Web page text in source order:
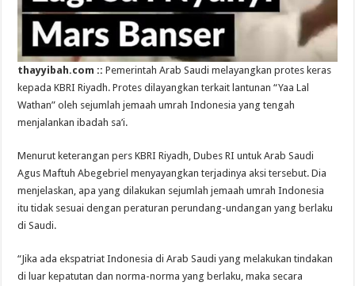
thayyibah.com ::Pemerintah Arab Saudi melayangkan protes keras
kepada KBRI Riyadh. Protes dilayangkan terkait lantunan “Yaa Lal
Wathan” oleh sejumlah jemaah umrah Indonesia yang tengah
menjalankan ibadah sa’i.
Menurut keterangan pers KBRI Riyadh, Dubes RI untuk Arab Saudi
Agus Maftuh Abegebriel menyayangkan terjadinya aksi tersebut. Dia
menjelaskan, apa yang dilakukan sejumlah jemaah umrah Indonesia
itu tidak sesuai dengan peraturan perundang-undangan yang berlaku
di Saudi.
“Jika ada ekspatriat Indonesia di Arab Saudi yang melakukan tindakan
di luar kepatutan dan norma-norma yang berlaku, maka secara